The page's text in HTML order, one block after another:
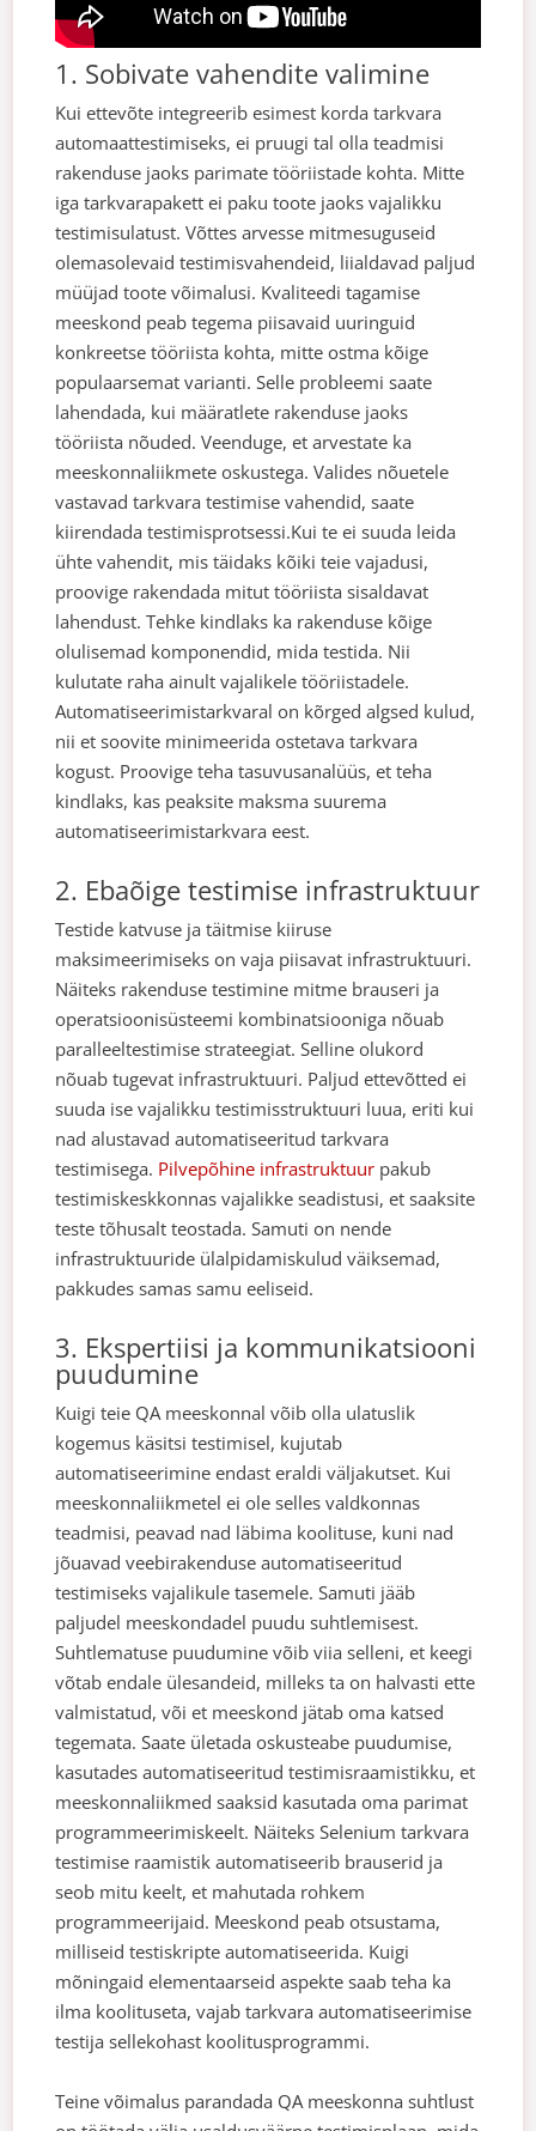
1. Sobivate vahendite valimine
Kui ettevõte integreerib esimest korda tarkvara
automaattestimiseks, ei pruugi tal olla teadmisi
rakenduse jaoks parimate tööriistade kohta. Mitte
iga tarkvarapakett ei paku toote jaoks vajalikku
testimisulatust. Võttes arvesse mitmesuguseid
olemasolevaid testimisvahendeid, liialdavad paljud
müüjad toote võimalusi. Kvaliteedi tagamise
meeskond peab tegema piisavaid uuringuid
konkreetse tööriista kohta, mitte ostma kõige
populaarsemat varianti. Selle probleemi saate
lahendada, kui määratlete rakenduse jaoks
tööriista nõuded. Veenduge, et arvestate ka
meeskonnaliikmete oskustega. Valides nõuetele
vastavad tarkvara testimise vahendid, saate
kiirendada testimisprotsessi.Kui te ei suuda leida
ühte vahendit, mis täidaks kõiki teie vajadusi,
proovige rakendada mitut tööriista sisaldavat
lahendust. Tehke kindlaks ka rakenduse kõige
olulisemad komponendid, mida testida. Nii
kulutate raha ainult vajalikele tööriistadele.
Automatiseerimistarkvaral on kõrged algsed kulud,
nii et soovite minimeerida ostetava tarkvara
kogust. Proovige teha tasuvusanalüüs, et teha
kindlaks, kas peaksite maksma suurema
automatiseerimistarkvara eest.
2. Ebaõige testimise infrastruktuur
Testide katvuse ja täitmise kiiruse
maksimeerimiseks on vaja piisavat infrastruktuuri.
Näiteks rakenduse testimine mitme brauseri ja
operatsioonisüsteemi kombinatsiooniga nõuab
paralleeltestimise strateegiat. Selline olukord
nõuab tugevat infrastruktuuri. Paljud ettevõtted ei
suuda ise vajalikku testimisstruktuuri luua, eriti kui
nad alustavad automatiseeritud tarkvara
testimisega. Pilvepõhine infrastruktuur pakub
testimiskeskkonnas vajalikke seadistusi, et saaksite
teste tõhusalt teostada. Samuti on nende
infrastruktuuride ülalpidamiskulud väiksemad,
pakkudes samas samu eeliseid.
3. Ekspertiisi ja kommunikatsiooni
puudumine
Kuigi teie QA meeskonnal võib olla ulatuslik
kogemus käsitsi testimisel, kujutab
automatiseerimine endast eraldi väljakutset. Kui
meeskonnaliikmetel ei ole selles valdkonnas
teadmisi, peavad nad läbima koolituse, kuni nad
jõuavad veebirakenduse automatiseeritud
testimiseks vajalikule tasemele.Samuti jääb
paljudel meeskondadel puudu suhtlemisest.
Suhtlematuse puudumine võib viia selleni, et keegi
võtab endale ülesandeid, milleks ta on halvasti ette
valmistatud, või et meeskond jätab oma katsed
tegemata.Saate ületada oskusteabe puudumise,
kasutades automatiseeritud testimisraamistikku, et
meeskonnaliikmed saaksid kasutada oma parimat
programmeerimiskeelt. Näiteks Selenium tarkvara
testimise raamistik automatiseerib brauserid ja
seob mitu keelt, et mahutada rohkem
programmeerijaid. Meeskond peab otsustama,
milliseid testiskripte automatiseerida. Kuigi
mõningaid elementaarseid aspekte saab teha ka
ilma koolituseta, vajab tarkvara automatiseerimise
testija sellekohast koolitusprogrammi.
Teine võimalus parandada QA meeskonna suhtlust